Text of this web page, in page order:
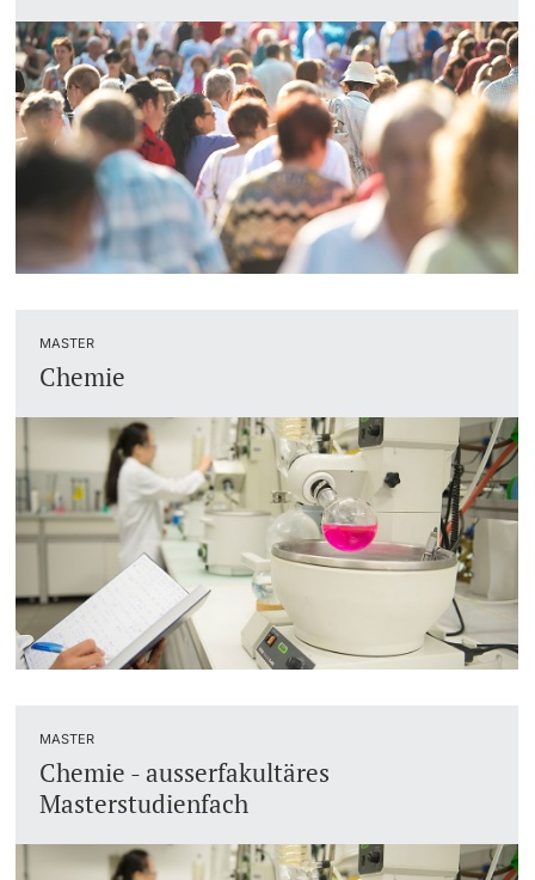
MASTER
Chemie
MASTER
Chemie - ausserfakultäres
Masterstudienfach